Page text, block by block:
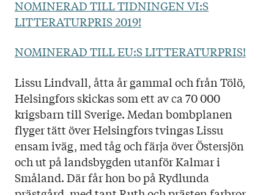
Språk: Svenska
Format: Inbunden
NOMINERAD TILL TIDNINGEN VI:S
LITTERATURPRIS 2019!
NOMINERAD TILL EU:S LITTERATURPRIS!
Lissu Lindvall, åtta år gammal och från Tölö,
Helsingfors skickas som ett av ca 70 000
krigsbarn till Sverige. Medan bombplanen
flyger tätt över Helsingfors tvingas Lissu
ensam iväg, med tåg och färja över Östersjön
och ut på landsbygden utanför Kalmar i
Småland. Där får hon bo på Rydlunda